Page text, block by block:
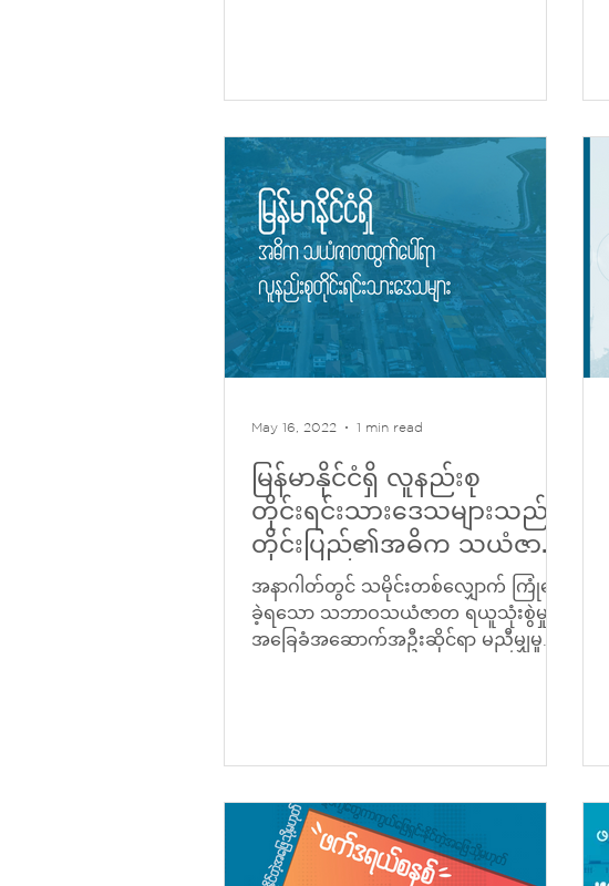
မြန်မာနိုင်ငံရှိ လူနည်းစု
တိုင်းရင်းသားဒေသများသည်
တိုင်းပြည်၏အဓိက သယံဇာတ
အရင်းအမြစ် ထွက်ပေါ်ရာနေရာ
ဖြစ်
အနာဂါတ်တွင် သမိုင်းတစ်လျှောက် ကြုံတွေ့
ခဲ့ရသော သဘာဝသယံဇာတ ရယူသုံးစွဲမှု နဲ့
အခြေခံအဆောက်အဦးဆိုင်ရာ မညီမျှမှု
May 16, 2022 1 min read